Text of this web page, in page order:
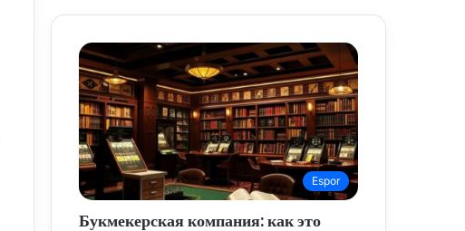
Espor
Букмекерская компания: как это